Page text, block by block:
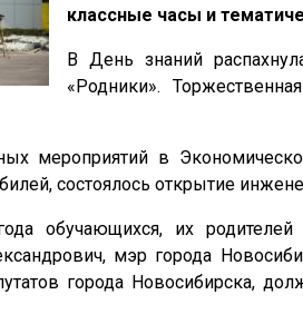
классные часы и
В День знаний
«Родники».
мероприятий в
состоялось открытие
обучающихся, их
мэр города
города Новосибирска,